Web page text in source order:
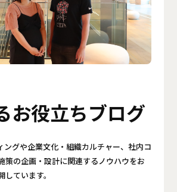
お役立ちブログ
ングや企業文化・組織カルチャー、社内コ
策の企画・設計に関連するノウハウをお
ています。